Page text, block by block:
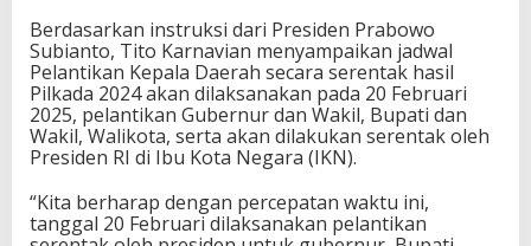
Berdasarkan instruksi dari Presiden Prabowo
Subianto, Tito Karnavian menyampaikan jadwal
Pelantikan Kepala Daerah secara serentak hasil
Pilkada 2024 akan dilaksanakan pada 20 Februari
2025, pelantikan Gubernur dan Wakil, Bupati dan
Wakil, Walikota, serta akan dilakukan serentak oleh
Presiden RI di Ibu Kota Negara (IKN).
“Kita berharap dengan percepatan waktu ini,
tanggal 20 Februari dilaksanakan pelantikan